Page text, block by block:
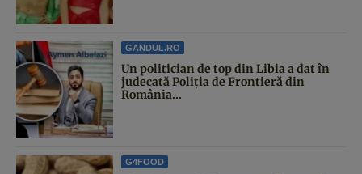
GANDUL.RO
Un politician de top din Libia a dat în
judecată Poliția de Frontieră din
România...
G4FOOD